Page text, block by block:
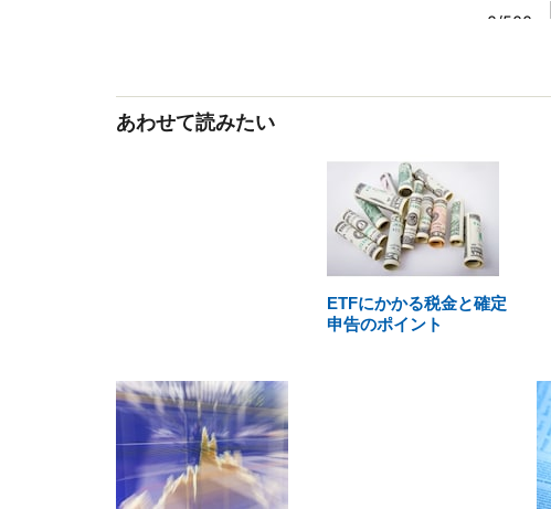
あわせて読みたい
ETFにかかる税金と確定
申告のポイント